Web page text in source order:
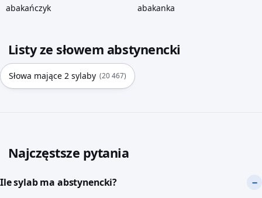
abakańczyk abakanka
Listy ze słowem abstynencki
Słowa mające 2 sylaby (20 467)
Najczęstsze pytania
Ile sylab ma abstynencki?